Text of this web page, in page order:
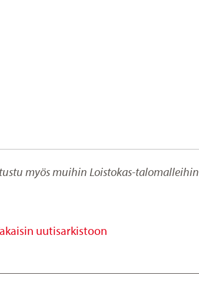
myös muihin Loistokas-talomalleihin
uutisarkistoon